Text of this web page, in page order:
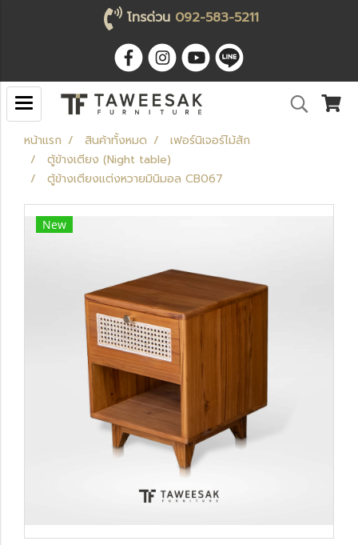
โทรด่วน 092-583-5211
หน้าแรก สินค้าทั้งหมด
เฟอร์นิเจอร์ไม้สัก
ตู้ข้างเตียง (Night table)
ตู้ข้างเตียงแต่งหวายมินิมอล CB067
New